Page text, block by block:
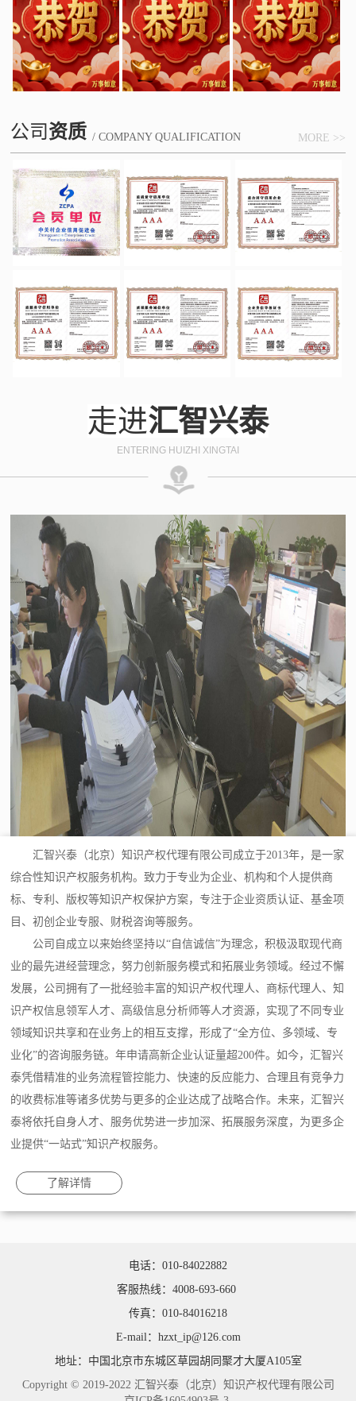
公司资质 / COMPANY QUALIFICATION MORE >>
走进汇智兴泰
ENTERING HUIZHI XINGTAI
汇智兴泰（北京）知识产权代理有限公司成立于2013年，是一家
综合性知识产权服务机构。致力于专业为企业、机构和个人提供商
标、专利、版权等知识产权保护方案，专注于企业资质认证、基金项
目、初创企业专服、财税咨询等服务。
公司自成立以来始终坚持以“自信诚信”为理念，积极汲取现代商
业的最先进经营理念，努力创新服务模式和拓展业务领域。经过不懈
发展，公司拥有了一批经验丰富的知识产权代理人、商标代理人、知
识产权信息领军人才、高级信息分析师等人才资源，实现了不同专业
领域知识共享和在业务上的相互支撑，形成了“全方位、多领域、专
业化”的咨询服务链。年申请高新企业认证量超200件。如今，汇智兴
泰凭借精准的业务流程管控能力、快速的反应能力、合理且有竞争力
的收费标准等诸多优势与更多的企业达成了战略合作。未来，汇智兴
泰将依托自身人才、服务优势进一步加深、拓展服务深度，为更多企
业提供“一站式”知识产权服务。
了解详情
电话：010-84022882
客服热线：4008-693-660
传真：010-84016218
E-mail：hzxt_ip@126.com
地址：中国北京市东城区草园胡同聚才大厦A105室
Copyright © 2019-2022 汇智兴泰（北京）知识产权代理有限公司